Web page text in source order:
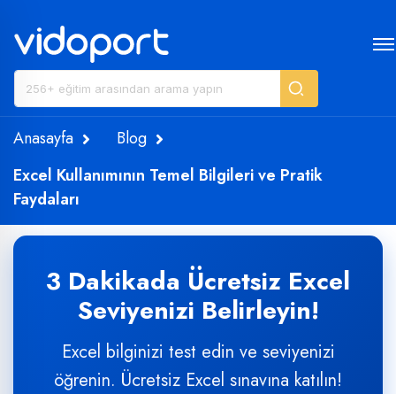
Anasayfa
Blog
Excel Kullanımının Temel Bilgileri ve Pratik
Faydaları
3 Dakikada Ücretsiz Excel
Seviyenizi Belirleyin!
Excel bilginizi test edin ve seviyenizi
öğrenin. Ücretsiz Excel sınavına katılın!